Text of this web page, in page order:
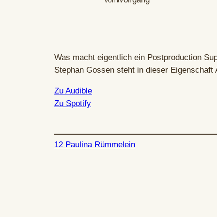
Was macht eigentlich ein Postproduction
Stephan Gossen steht in dieser
Zu Audible
Zu Spotify
12 Paulina Rümmelein